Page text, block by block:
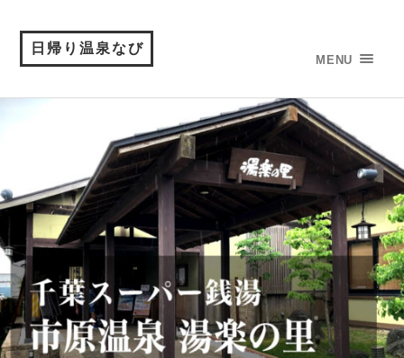
日帰り温泉なび
MENU